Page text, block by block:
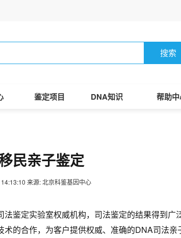
搜索
鉴定项目 DNA知识 帮助
民亲子鉴定
来源: 北京科鉴基因中心
鉴定实验室权威机构，司法鉴定的结果得到广
的合作，为客户提供权威、准确的DNA司法亲